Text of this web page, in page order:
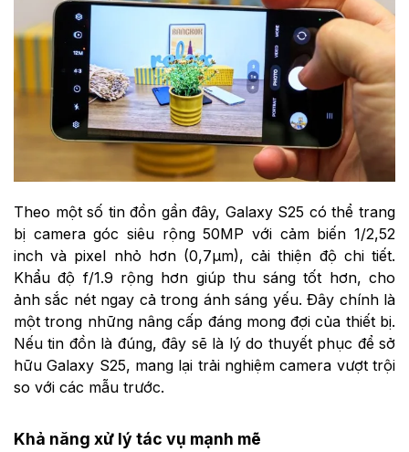
Theo một số tin đồn gần đây, Galaxy S25 có thể trang
bị camera góc siêu rộng 50MP với cảm biến 1/2,52
inch và pixel nhỏ hơn (0,7µm), cải thiện độ chi tiết.
Khẩu độ f/1.9 rộng hơn giúp thu sáng tốt hơn, cho
ảnh sắc nét ngay cả trong ánh sáng yếu. Đây chính là
một trong những nâng cấp đáng mong đợi của thiết bị.
Nếu tin đồn là đúng, đây sẽ là lý do thuyết phục để sở
hữu Galaxy S25, mang lại trải nghiệm camera vượt trội
so với các mẫu trước.
Khả năng xử lý tác vụ mạnh mẽ